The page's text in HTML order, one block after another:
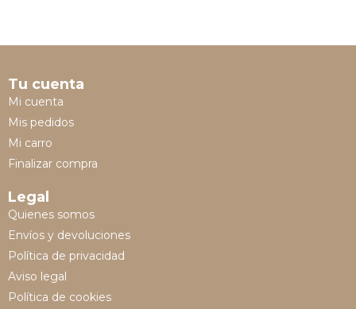
Tu cuenta
Mi cuenta
Mis pedidos
Mi carro
Finalizar compra
Legal
Quienes somos
Envíos y devoluciones
Política de privacidad
Aviso legal
Política de cookies